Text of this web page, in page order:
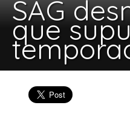
SAG
que